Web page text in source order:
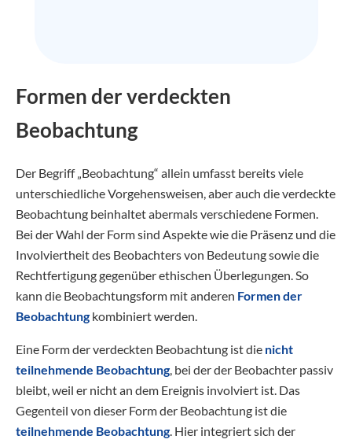
Formen der verdeckten
Beobachtung
Der Begriff „Beobachtung“ allein umfasst bereits viele
unterschiedliche Vorgehensweisen, aber auch die verdeckte
Beobachtung beinhaltet abermals verschiedene Formen.
Bei der Wahl der Form sind Aspekte wie die Präsenz und die
Involviertheit des Beobachters von Bedeutung sowie die
Rechtfertigung gegenüber ethischen Überlegungen. So
kann die Beobachtungsform mit anderen Formen der
Beobachtung kombiniert werden.
Eine Form der verdeckten Beobachtung ist die nicht
teilnehmende Beobachtung, bei der der Beobachter passiv
bleibt, weil er nicht an dem Ereignis involviert ist. Das
Gegenteil von dieser Form der Beobachtung ist die
teilnehmende Beobachtung. Hier integriert sich der